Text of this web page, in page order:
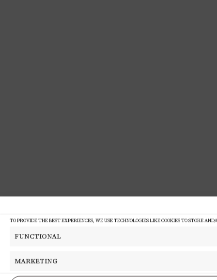
TO PROVIDE THE BEST EXPERIENCES, WE USE TECHNOLOGIES LIKE COOKIES TO STORE
FUNCTIONAL
MARKETING